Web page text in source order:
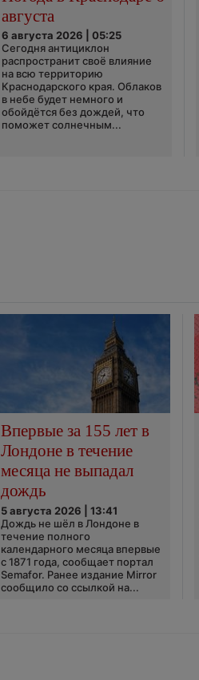
августа
6 августа 2026 | 05:25
Сегодня антициклон
распространит своё влияние
на всю территорию
Краснодарского края. Облаков
в небе будет немного и
обойдётся без дождей, что
поможет солнечным...
Впервые за 155 лет в
Лондоне в течение
месяца не выпадал
дождь
5 августа 2026 | 13:41
Дождь не шёл в Лондоне в
течение полного
календарного месяца впервые
с 1871 года, сообщает портал
Semafor. Ранее издание Mirror
сообщило со ссылкой на...